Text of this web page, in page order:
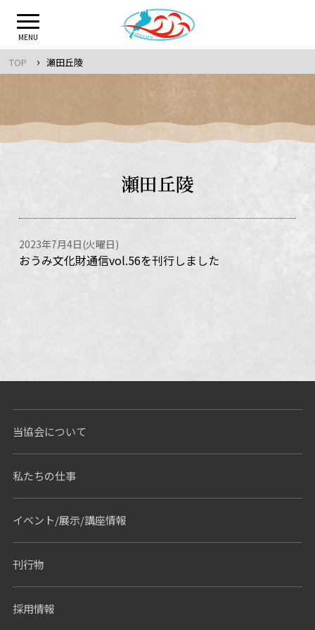
content
MENU
瀬田丘陵
TOP › 瀬田丘陵
2023年7月4日(火曜日)
おうみ文化財通信vol.56を刊行しました
当協会について
私たちの仕事
イベント/展示/講座情報
刊行物
採用情報